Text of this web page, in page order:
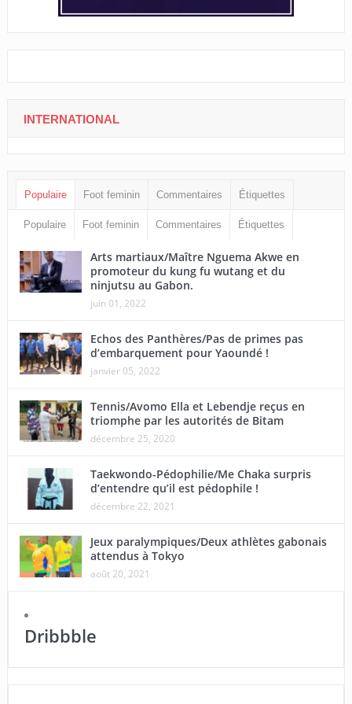
INTERNATIONAL
Populaire Foot feminin Commentaires Étiquettes
Populaire Foot feminin Commentaires Étiquettes
Arts martiaux/Maître Nguema Akwe en
promoteur du kung fu wutang et du
ninjutsu au Gabon.
juin 01, 2022
Echos des Panthères/Pas de primes pas
d’embarquement pour Yaoundé !
janvier 05, 2022
Tennis/Avomo Ella et Lebendje reçus en
triomphe par les autorités de Bitam
décembre 25, 2020
Taekwondo-Pédophilie/Me Chaka surpris
d’entendre qu’il est pédophile !
décembre 22, 2021
Jeux paralympiques/Deux athlètes gabonais
attendus à Tokyo
août 20, 2021
Dribbble